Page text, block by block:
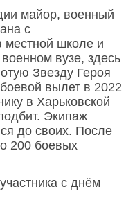
майор, военный
с
местной школе и
вузе, здесь
Звезду Героя
вылет в 2022
в Харьковской
Экипаж
до своих. После
200 боевых
с днём